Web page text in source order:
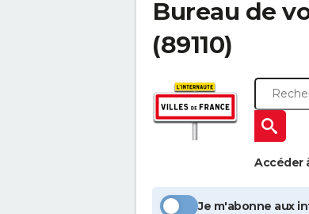
Bureau de
(89110)
Accéder
Je m'abonne aux